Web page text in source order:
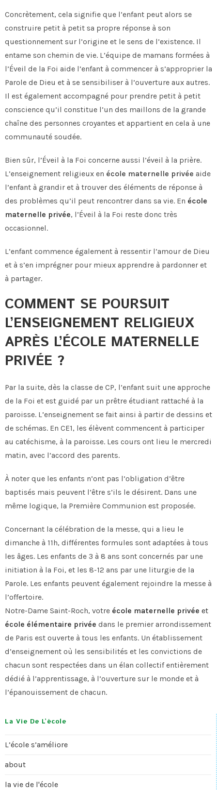
La Vie De L’école
L’école s’améliore
about
la vie de l'école
Concrètement, cela signifie que l’enfant peut alors se
construire petit à petit sa propre réponse à son
questionnement sur l’origine et le sens de l’existence. Il
entame son chemin de vie. L’équipe de mamans formées à
l’Éveil de la Foi aide l’enfant à commencer à s’approprier la
Parole de Dieu et à se sensibiliser à l’ouverture aux autres.
Il est également accompagné pour prendre petit à petit
conscience qu’il constitue l’un des maillons de la grande
chaîne des personnes croyantes et appartient en cela à une
communauté soudée.
Bien sûr, l’Éveil à la Foi concerne aussi l’éveil à la prière.
L’enseignement religieux en école maternelle privée aide
l’enfant à grandir et à trouver des éléments de réponse à
des problèmes qu’il peut rencontrer dans sa vie. En école
maternelle privée, l’Éveil à la Foi reste donc très
occasionnel.
L’enfant commence également à ressentir l’amour de Dieu
et à s’en imprégner pour mieux apprendre à pardonner et
à partager.
COMMENT SE POURSUIT
L’ENSEIGNEMENT RELIGIEUX
APRÈS L’ÉCOLE MATERNELLE
PRIVÉE ?
Par la suite, dès la classe de CP, l’enfant suit une approche
de la Foi et est guidé par un prêtre étudiant rattaché à la
paroisse. L’enseignement se fait ainsi à partir de dessins et
de schémas. En CE1, les élèvent commencent à participer
au catéchisme, à la paroisse. Les cours ont lieu le mercredi
matin, avec l’accord des parents.
À noter que les enfants n’ont pas l’obligation d’être
baptisés mais peuvent l’être s’ils le désirent. Dans une
même logique, la Première Communion est proposée.
Concernant la célébration de la messe, qui a lieu le
dimanche à 11h, différentes formules sont adaptées à tous
les âges. Les enfants de 3 à 8 ans sont concernés par une
initiation à la Foi, et les 8-12 ans par une liturgie de la
Parole. Les enfants peuvent également rejoindre la messe à
l’offertoire.
Notre-Dame Saint-Roch, votre école maternelle privée et
école élémentaire privée dans le premier arrondissement
de Paris est ouverte à tous les enfants. Un établissement
d’enseignement où les sensibilités et les convictions de
chacun sont respectées dans un élan collectif entièrement
dédié à l’apprentissage, à l’ouverture sur le monde et à
l’épanouissement de chacun.